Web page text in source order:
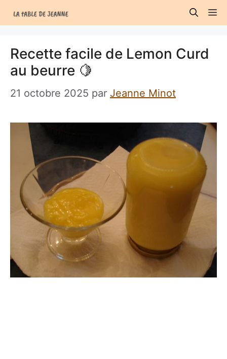
au
Recette facile de Lemon Curd
au beurre 🍋
21 octobre 2025 par Jeanne Minot